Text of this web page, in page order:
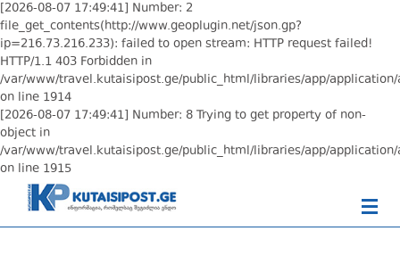
[2026-08-07 17:49:41] Number: 2
file_get_contents(http://www.geoplugin.net/json.gp?
ip=216.73.216.233): failed to open stream: HTTP request failed!
HTTP/1.1 403 Forbidden in
/var/www/travel.kutaisipost.ge/public_html/libraries/app/
on line 1914
[2026-08-07 17:49:41] Number: 8 Trying to get property of non-
object in
/var/www/travel.kutaisipost.ge/public_html/libraries/app/
on line 1915